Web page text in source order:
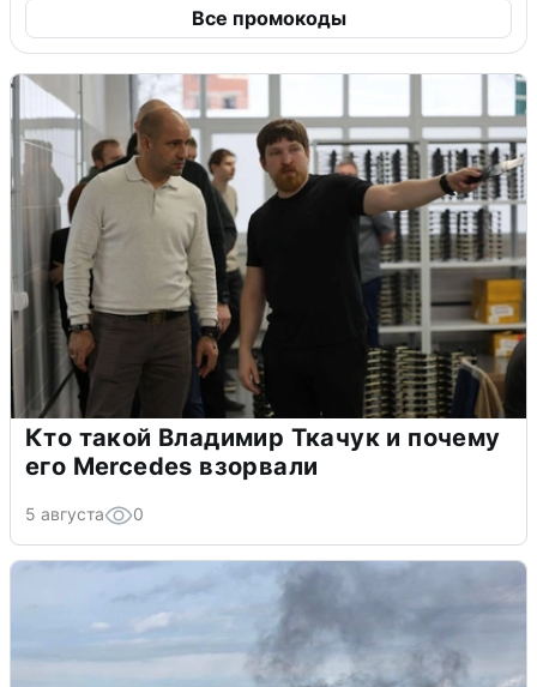
Все промокоды
Кто такой Владимир Ткачук и почему
его Mercedes взорвали
5 августа 0